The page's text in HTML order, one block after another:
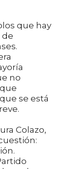
que hay
de
no
se está
Colazo,